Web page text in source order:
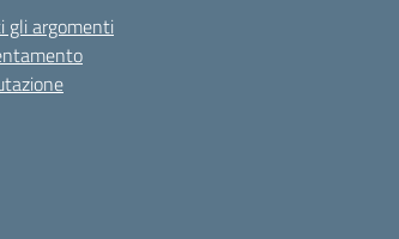
gli argomenti